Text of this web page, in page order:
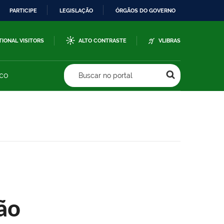
PARTICIPE LEGISLAÇÃO ÓRGÃOS DO GOVERNO
VISITORS ALTO CONTRASTE VLIBRAS
Buscar no portal